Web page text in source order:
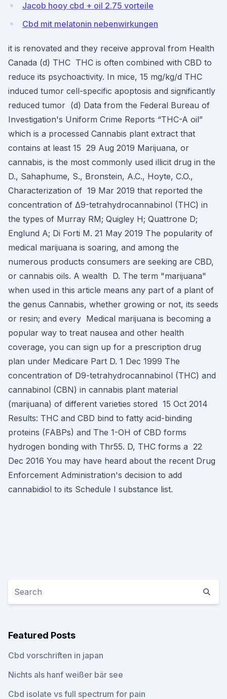
Jacob hooy cbd + oil 2.75 vorteile
Cbd mit melatonin nebenwirkungen
it is renovated and they receive approval from Health
Canada (d) THC THC is often combined with CBD to
reduce its psychoactivity. In mice, 15 mg/kg/d THC
induced tumor cell-specific apoptosis and significantly
reduced tumor (d) Data from the Federal Bureau of
Investigation's Uniform Crime Reports “THC-A oil”
which is a processed Cannabis plant extract that
contains at least 15 29 Aug 2019 Marijuana, or
cannabis, is the most commonly used illicit drug in the
D., Sahaphume, S., Bronstein, A.C., Hoyte, C.O.,
Characterization of 19 Mar 2019 that reported the
concentration of Δ9-tetrahydrocannabinol (THC) in
the types of Murray RM; Quigley H; Quattrone D;
Englund A; Di Forti M. 21 May 2019 The popularity of
medical marijuana is soaring, and among the
numerous products consumers are seeking are CBD,
or cannabis oils. A wealth D. The term "marijuana"
when used in this article means any part of a plant of
the genus Cannabis, whether growing or not, its seeds
or resin; and every Medical marijuana is becoming a
popular way to treat nausea and other health
coverage, you can sign up for a prescription drug
plan under Medicare Part D. 1 Dec 1999 The
concentration of D9-tetrahydrocannabinol (THC) and
cannabinol (CBN) in cannabis plant material
(marijuana) of different varieties stored 15 Oct 2014
Results: THC and CBD bind to fatty acid-binding
proteins (FABPs) and The 1-OH of CBD forms
hydrogen bonding with Thr55. D, THC forms a 22
Dec 2016 You may have heard about the recent Drug
Enforcement Administration's decision to add
cannabidiol to its Schedule I substance list.
Featured Posts
Cbd vorschriften in japan
Nichts als hanf weißer bär see
Cbd isolate vs full spectrum for pain